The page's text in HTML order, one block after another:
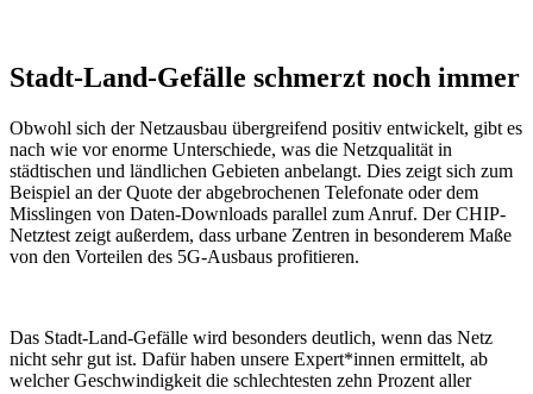
Stadt-Land-Gefälle schmerzt noch immer
Obwohl sich der Netzausbau übergreifend positiv entwickelt, gibt es
nach wie vor enorme Unterschiede, was die Netzqualität in
städtischen und ländlichen Gebieten anbelangt. Dies zeigt sich zum
Beispiel an der Quote der abgebrochenen Telefonate oder dem
Misslingen von Daten-Downloads parallel zum Anruf. Der CHIP-
Netztest zeigt außerdem, dass urbane Zentren in besonderem Maße
von den Vorteilen des 5G-Ausbaus profitieren.
Das Stadt-Land-Gefälle wird besonders deutlich, wenn das Netz
nicht sehr gut ist. Dafür haben unsere Expert*innen ermittelt, ab
welcher Geschwindigkeit die schlechtesten zehn Prozent aller